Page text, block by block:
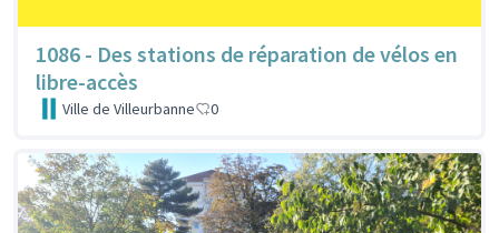
1086 - Des stations de réparation de vélos en
libre-accès
Ville de Villeurbanne 0